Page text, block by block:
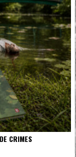
CRIMES